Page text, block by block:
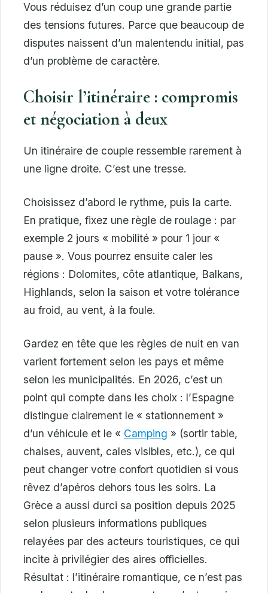
Vous réduisez d’un coup une grande partie
des tensions futures. Parce que beaucoup de
disputes naissent d’un malentendu initial, pas
d’un problème de caractère.
Choisir l’itinéraire : compromis
et négociation à deux
Un itinéraire de couple ressemble rarement à
une ligne droite. C’est une tresse.
Choisissez d’abord le rythme, puis la carte.
En pratique, fixez une règle de roulage : par
exemple 2 jours « mobilité » pour 1 jour «
pause ». Vous pourrez ensuite caler les
régions : Dolomites, côte atlantique, Balkans,
Highlands, selon la saison et votre tolérance
au froid, au vent, à la foule.
Gardez en tête que les règles de nuit en van
varient fortement selon les pays et même
selon les municipalités. En 2026, c’est un
point qui compte dans les choix : l’Espagne
distingue clairement le « stationnement »
d’un véhicule et le « Camping » (sortir table,
chaises, auvent, cales visibles, etc.), ce qui
peut changer votre confort quotidien si vous
rêvez d’apéros dehors tous les soirs. La
Grèce a aussi durci sa position depuis 2025
selon plusieurs informations publiques
relayées par des acteurs touristiques, ce qui
incite à privilégier des aires officielles.
Résultat : l’itinéraire romantique, ce n’est pas